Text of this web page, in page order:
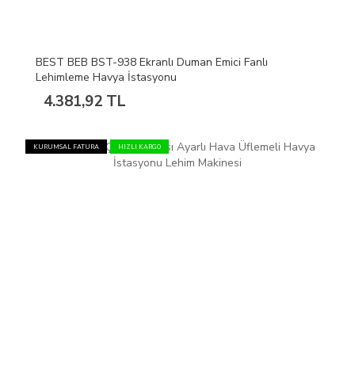
BEST BEB BST-938 Ekranlı Duman Emici Fanlı
Lehimleme Havya İstasyonu
4.381,92 TL
KURUMSAL FATURA HIZLI KARGO